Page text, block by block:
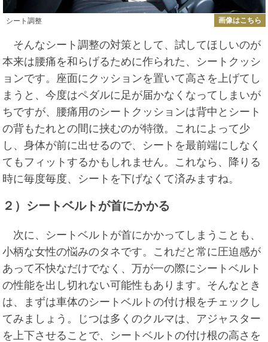
シート調整 画像はこちら
そんなシート調整の対策として、試してほしいのが
本来は腰痛を和らげるために作られた、シートクッシ
ョンです。座面にクッションを置いて高さを上げてし
まうと、今度はペダルに足が届かなくなってしまいが
ちですが、腰痛用のシートクッションは背中とシート
の背もたれとの間に挟むのが特徴。これによって少
し、身体が前に出せるので、シートを最前端にしなく
てもフィットするかもしれません。これなら、降りる
時に毎度毎度、シートを下げなくて済みますね。
２）シートベルトが首にかかる
次に、シートベルトが首にかかってしまうことも、
小柄な女性の悩みのタネです。これだと常に圧迫感が
あって不快なだけでなく、万が一の際にシートベルト
の性能を出し切れない可能性もあります。そんなとき
は、まずは車体のシートベルトの付け根をチェックし
てみましょう。じつは多くのクルマは、アジャスター
を上下させることで、シートベルトの付け根の高さを